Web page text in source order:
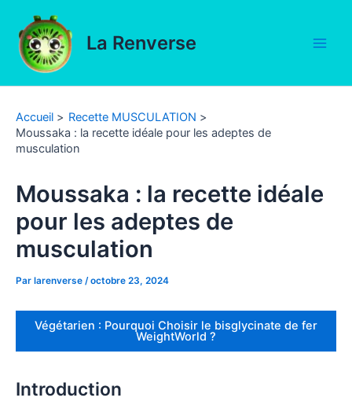
contenu
La Renverse
Accueil
Recette MUSCULATION
Moussaka : la recette idéale pour les adeptes de
musculation
Moussaka : la recette idéale
pour les adeptes de
musculation
Par larenverse /octobre 23, 2024
Végétarien : Pourquoi Choisir le bisglycinate de fer
WeightWorld ?
Introduction